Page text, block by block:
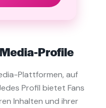
Profile
Plattformen, auf
Profil bietet Fans
Inhalten und ihrer